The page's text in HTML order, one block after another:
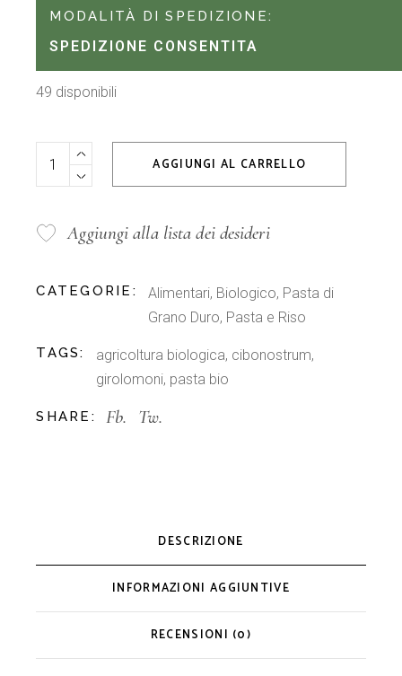
MODALITÀ DI SPEDIZIONE:
SPEDIZIONE CONSENTITA
49 disponibili
Conchiglie Girolomoni 500 g pasta di grano duro quantity
AGGIUNGI AL CARRELLO
Aggiungi alla lista dei desideri
CATEGORIE: Alimentari, Biologico, Pasta di
Grano Duro, Pasta e Riso
TAGS: agricoltura biologica, cibonostrum,
girolomoni, pasta bio
SHARE: Fb. Tw.
DESCRIZIONE
INFORMAZIONI AGGIUNTIVE
RECENSIONI (0)